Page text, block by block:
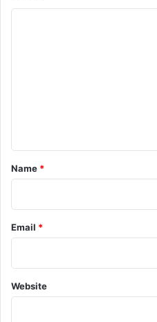
*
Name *
Email *
Website